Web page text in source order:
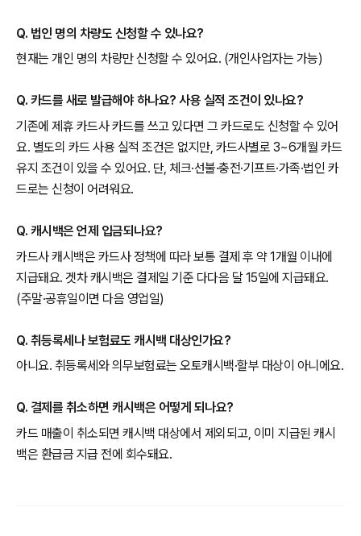
Q. 법인 명의 차량도 신청할 수 있나요?
현재는 개인 명의 차량만 신청할 수 있어요. (개인사업자는 가능)
Q. 카드를 새로 발급해야 하나요? 사용 실적 조건이 있나요?
기존에 제휴 카드사 카드를 쓰고 있다면 그 카드로도 신청할 수 있어
요. 별도의 카드 사용 실적 조건은 없지만, 카드사별로 3~6개월 카드
유지 조건이 있을 수 있어요. 단, 체크·선불·충전·기프트·가족·법인 카
드로는 신청이 어려워요.
Q. 캐시백은 언제 입금되나요?
카드사 캐시백은 카드사 정책에 따라 보통 결제 후 약 1개월 이내에
지급돼요. 겟차 캐시백은 결제일 기준 다다음 달 15일에 지급돼요.
(주말·공휴일이면 다음 영업일)
Q. 취등록세나 보험료도 캐시백 대상인가요?
아니요. 취등록세와 의무보험료는 오토캐시백·할부 대상이 아니에요.
Q. 결제를 취소하면 캐시백은 어떻게 되나요?
카드 매출이 취소되면 캐시백 대상에서 제외되고, 이미 지급된 캐시
백은 환급금 지급 전에 회수돼요.